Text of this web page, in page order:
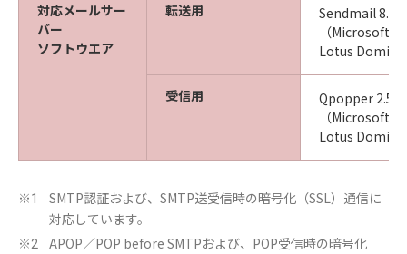
対応メールサー
バー
ソフトウエア
転送用
Sendmail
（Microsoft
Lotus Domino
受信用
Qpopper 2.53
（Microsoft
Lotus Domino
※1
SMTP認証および、SMTP送受信時の暗号化（SSL）通信に
対応しています。
※2
APOP／POP before SMTPおよび、POP受信時の暗号化